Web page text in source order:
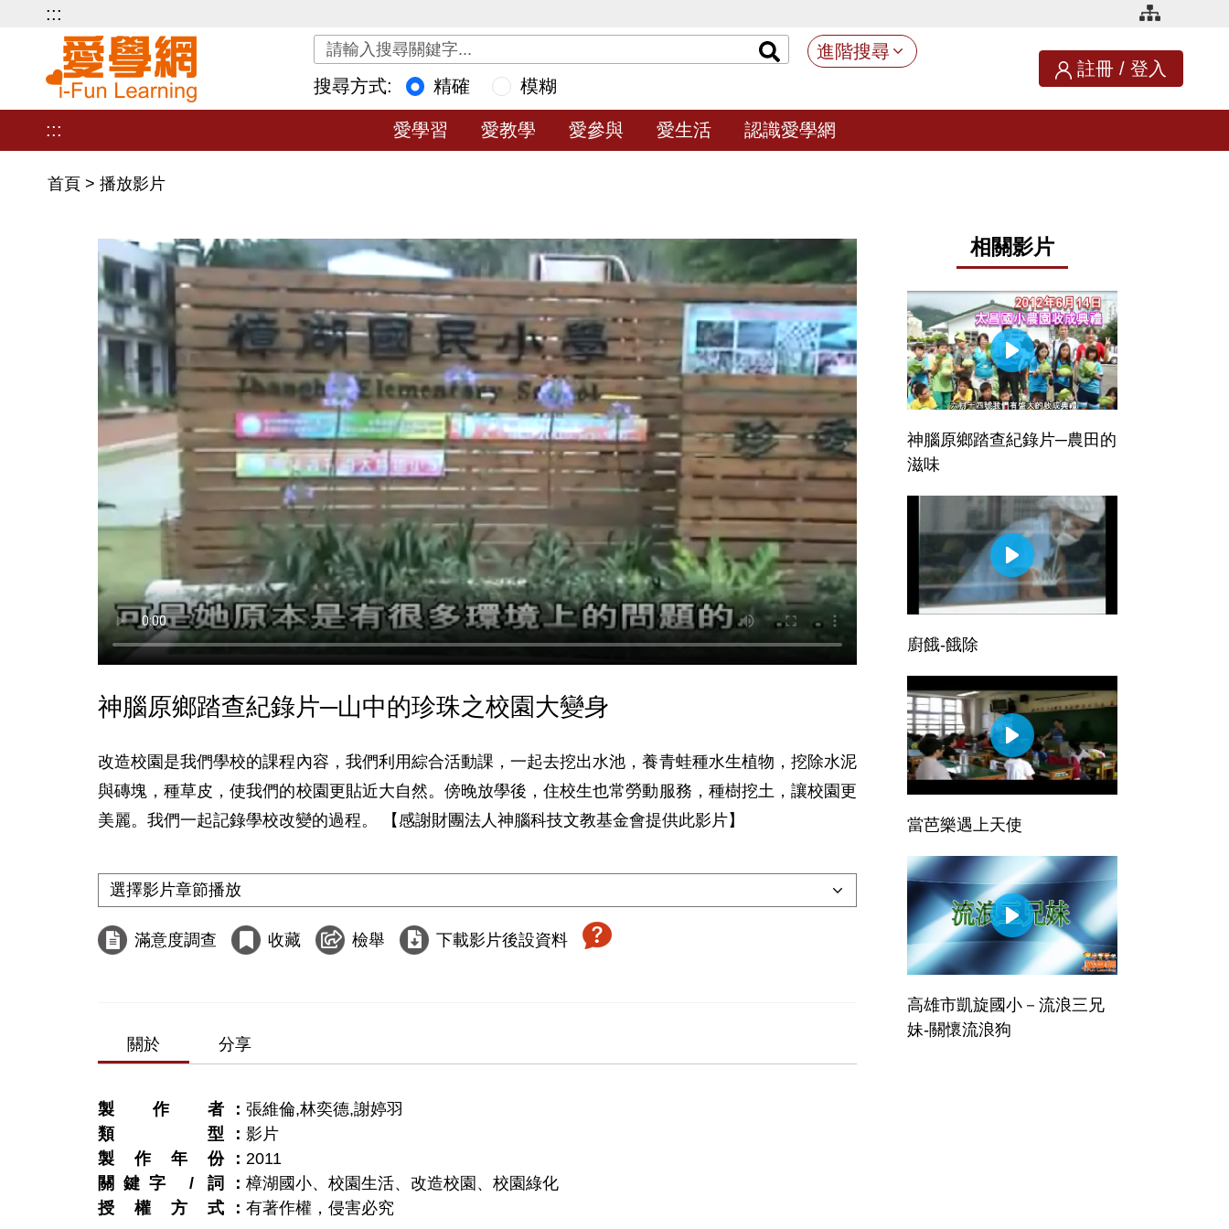
:::
關鍵字搜尋
進階搜尋
搜尋方式:
精確 模糊
註冊 / 登入
::: 愛學習 愛教學 愛參與 愛生活 認識愛學網
首頁 > 播放影片
神腦原鄉踏查紀錄片─山中的珍珠之校園大變身
改造校園是我們學校的課程內容，我們利用綜合活動課，一起去挖出水池，養青蛙種水生植物，挖除水泥
與磚塊，種草皮，使我們的校園更貼近大自然。傍晚放學後，住校生也常勞動服務，種樹挖土，讓校園更
美麗。我們一起記錄學校改變的過程。 【感謝財團法人神腦科技文教基金會提供此影片】
滿意度調查 收藏 檢舉 下載影片後設資料
關於 分享
製作者
張維倫,林奕德,謝婷羽
類型
影片
製作年份
2011
關鍵字 / 詞
樟湖國小、校園生活、改造校園、校園綠化
授權方式
有著作權，侵害必究
相關影片
神腦原鄉踏查紀錄片─農田的
滋味
廚餓-餓除
當芭樂遇上天使
高雄市凱旋國小－流浪三兄
妹-關懷流浪狗